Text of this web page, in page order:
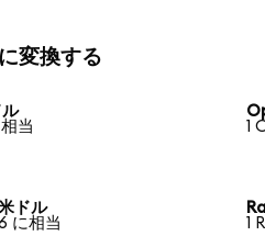
変換する
当
1
ドル
に相当
1